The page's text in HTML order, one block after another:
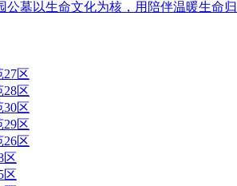
公墓以生命文化为核，用陪伴温暖生命
27区
28区
30区
29区
26区
区
区